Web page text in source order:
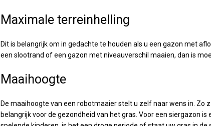
Maximale terreinhelling
Dit is belangrijk om in gedachte te houden als u een gazon met
een slootrand of een gazon met niveauverschil maaien, dan is
Maaihoogte
De maaihoogte van een robotmaaier stelt u zelf naar wens in.
belangrijk voor de gezondheid van het gras. Voor een siergazon